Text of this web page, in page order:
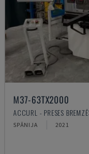
M37-63TX2000
ACCURL - PRESES
SPĀNIJA 2021